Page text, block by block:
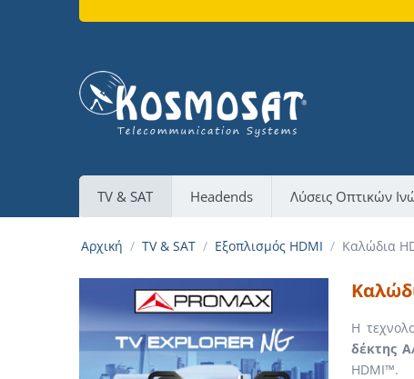
TV & SAT Headends Λύσεις Οπτικών
Αρχική / TV & SAT / Εξοπλισμός HDMI / Καλώδια
Η
δέκτης
HDMI™.